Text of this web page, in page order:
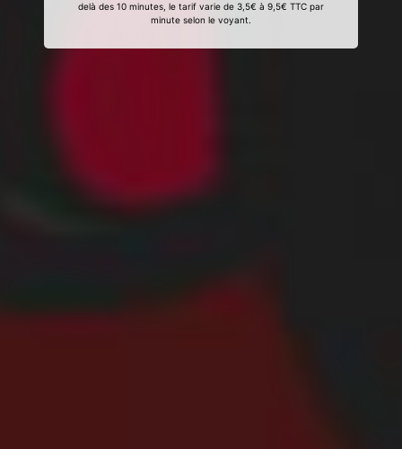
delà des 10 minutes, le tarif varie de 3,5€ à 9,5€ TTC par
minute selon le voyant.